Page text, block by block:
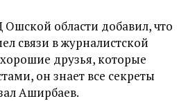
области добавил, что
связи в журналистской
хорошие друзья, которые
он знает все секреты
Аширбаев.